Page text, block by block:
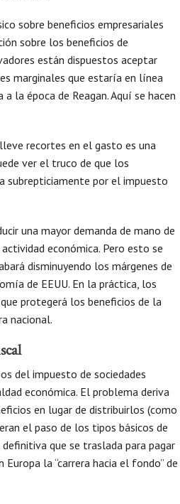
sobre beneficios empresariales
sobre los beneficios de
están dispuestos aceptar
marginales que estaría en línea
la época de Reagan. Aquí se hacen
recortes en el gasto es una
ver el truco de que los
subrepticiamente por el impuesto
una mayor demanda de mano de
económica. Pero esto se
disminuyendo los márgenes de
de EEUU. En la práctica, los
protegerá los beneficios de la
nacional.
del impuesto de sociedades
económica. El problema deriva
en lugar de distribuirlos (como
el paso de los tipos básicos de
que se traslada para pagar
la “carrera hacia el fondo” de